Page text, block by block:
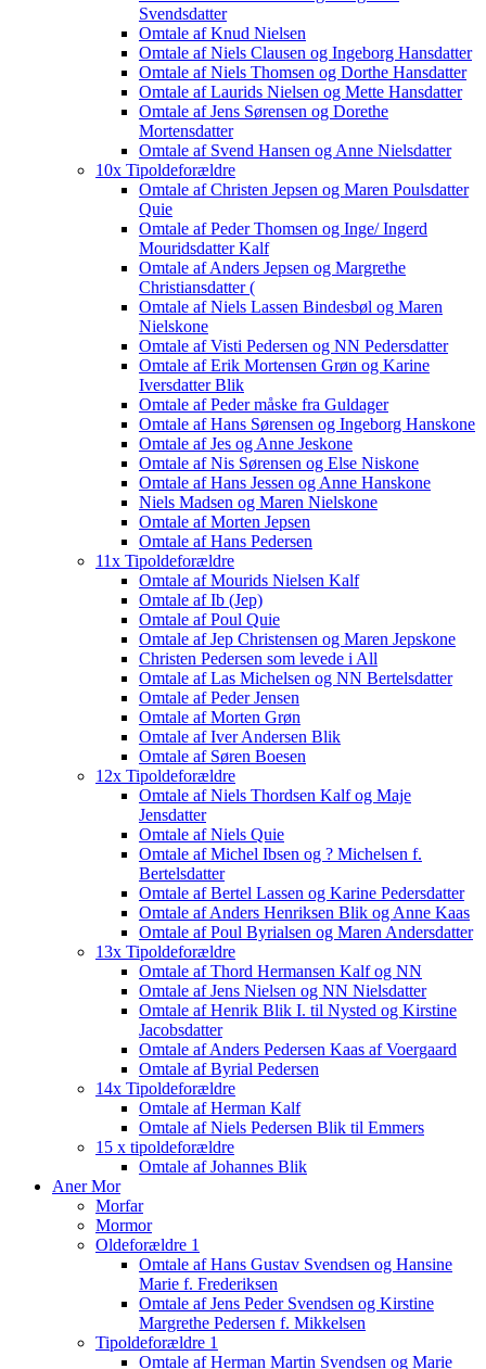
Svendsdatter
Omtale af Knud Nielsen
Omtale af Niels Clausen og Ingeborg Hansdatter
Omtale af Niels Thomsen og Dorthe Hansdatter
Omtale af Laurids Nielsen og Mette Hansdatter
Omtale af Jens Sørensen og Dorethe
Mortensdatter
Omtale af Svend Hansen og Anne Nielsdatter
10x Tipoldeforældre
Omtale af Christen Jepsen og Maren Poulsdatter
Quie
Omtale af Peder Thomsen og Inge/ Ingerd
Mouridsdatter Kalf
Omtale af Anders Jepsen og Margrethe
Christiansdatter (
Omtale af Niels Lassen Bindesbøl og Maren
Nielskone
Omtale af Visti Pedersen og NN Pedersdatter
Omtale af Erik Mortensen Grøn og Karine
Iversdatter Blik
Omtale af Peder måske fra Guldager
Omtale af Hans Sørensen og Ingeborg Hanskone
Omtale af Jes og Anne Jeskone
Omtale af Nis Sørensen og Else Niskone
Omtale af Hans Jessen og Anne Hanskone
Niels Madsen og Maren Nielskone
Omtale af Morten Jepsen
Omtale af Hans Pedersen
11x Tipoldeforældre
Omtale af Mourids Nielsen Kalf
Omtale af Ib (Jep)
Omtale af Poul Quie
Omtale af Jep Christensen og Maren Jepskone
Christen Pedersen som levede i All
Omtale af Las Michelsen og NN Bertelsdatter
Omtale af Peder Jensen
Omtale af Morten Grøn
Omtale af Iver Andersen Blik
Omtale af Søren Boesen
12x Tipoldeforældre
Omtale af Niels Thordsen Kalf og Maje
Jensdatter
Omtale af Niels Quie
Omtale af Michel Ibsen og ? Michelsen f.
Bertelsdatter
Omtale af Bertel Lassen og Karine Pedersdatter
Omtale af Anders Henriksen Blik og Anne Kaas
Omtale af Poul Byrialsen og Maren Andersdatter
13x Tipoldeforældre
Omtale af Thord Hermansen Kalf og NN
Omtale af Jens Nielsen og NN Nielsdatter
Omtale af Henrik Blik I. til Nysted og Kirstine
Jacobsdatter
Omtale af Anders Pedersen Kaas af Voergaard
Omtale af Byrial Pedersen
14x Tipoldeforældre
Omtale af Herman Kalf
Omtale af Niels Pedersen Blik til Emmers
15 x tipoldeforældre
Omtale af Johannes Blik
Aner Mor
Morfar
Mormor
Oldeforældre 1
Omtale af Hans Gustav Svendsen og Hansine
Marie f. Frederiksen
Omtale af Jens Peder Svendsen og Kirstine
Margrethe Pedersen f. Mikkelsen
Tipoldeforældre 1
Omtale af Herman Martin Svendsen og Marie